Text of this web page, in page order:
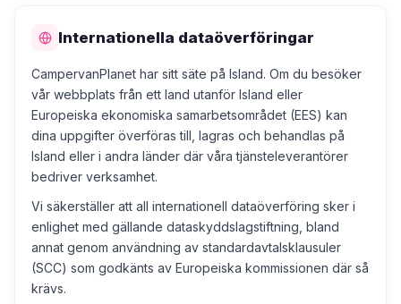
Internationella dataöverföringar
CampervanPlanet har sitt säte på Island. Om du besöker
vår webbplats från ett land utanför Island eller
Europeiska ekonomiska samarbetsområdet (EES) kan
dina uppgifter överföras till, lagras och behandlas på
Island eller i andra länder där våra tjänsteleverantörer
bedriver verksamhet.
Vi säkerställer att all internationell dataöverföring sker i
enlighet med gällande dataskyddslagstiftning, bland
annat genom användning av standardavtalsklausuler
(SCC) som godkänts av Europeiska kommissionen där så
krävs.